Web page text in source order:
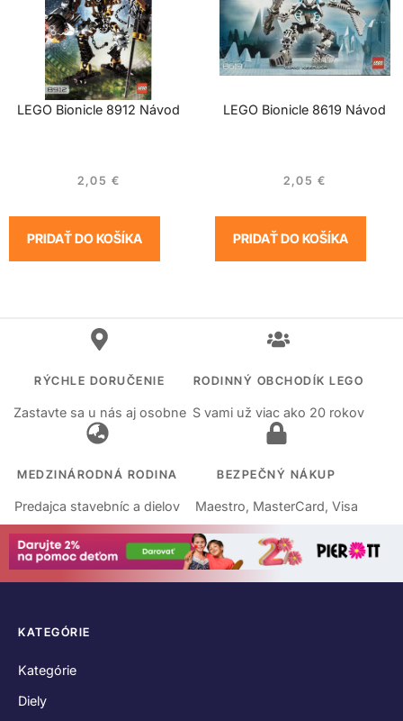
LEGO Bionicle 8912 Návod
2,05 €
PRIDAŤ DO KOŠÍKA
LEGO Bionicle 8619 Návod
2,05 €
PRIDAŤ DO KOŠÍKA
RÝCHLE DORUČENIE
Zastavte sa u nás aj osobne
RODINNÝ OBCHODÍK LEGO
S vami už viac ako 20 rokov
MEDZINÁRODNÁ RODINA
Predajca stavebníc a dielov
BEZPEČNÝ NÁKUP
Maestro, MasterCard, Visa
KATEGÓRIE
Kategórie
Diely